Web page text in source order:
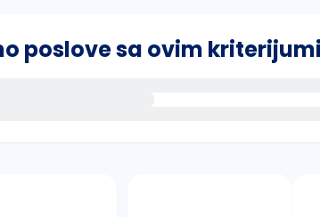
poslove sa ovim